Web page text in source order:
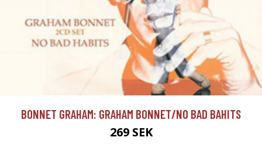
BONNET GRAHAM: GRAHAM BONNET/NO BAD BAHITS
269 SEK